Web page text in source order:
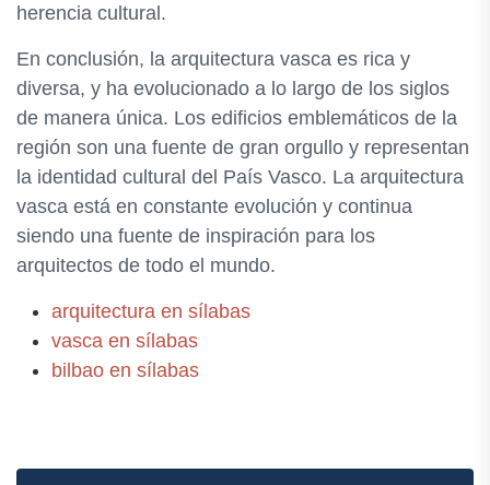
herencia cultural.
En conclusión, la arquitectura vasca es rica y
diversa, y ha evolucionado a lo largo de los siglos
de manera única. Los edificios emblemáticos de la
región son una fuente de gran orgullo y representan
la identidad cultural del País Vasco. La arquitectura
vasca está en constante evolución y continua
siendo una fuente de inspiración para los
arquitectos de todo el mundo.
arquitectura en sílabas
vasca en sílabas
bilbao en sílabas